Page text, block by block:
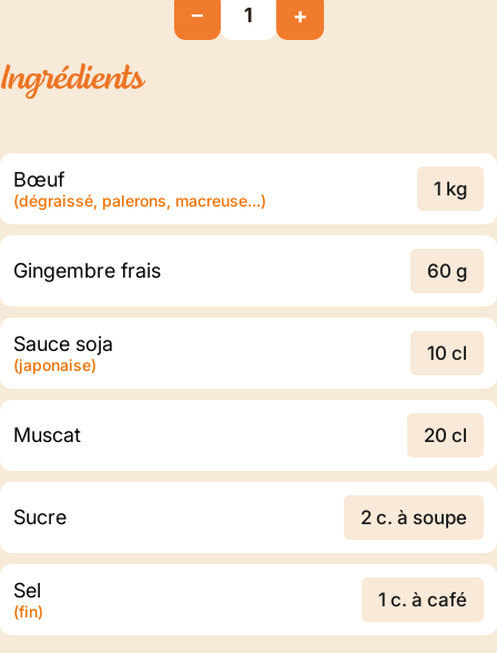
− 1 +
Ingrédients
Bœuf
(dégraissé, palerons, macreuse...)
1 kg
Gingembre frais 60 g
Sauce soja
(japonaise)
10 cl
Muscat 20 cl
Sucre 2 c. à soupe
Sel
(fin)
1 c. à café